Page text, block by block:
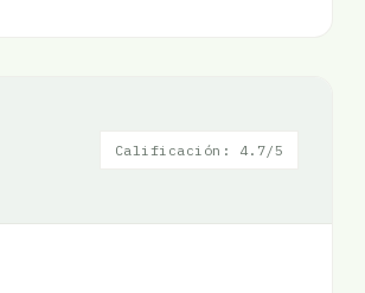
Calificación: 4.7/5